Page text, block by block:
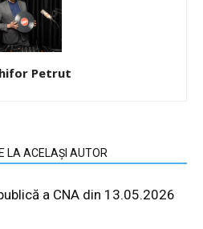
Petrut
LA ACELAȘI AUTOR
a CNA din 13.05.2026